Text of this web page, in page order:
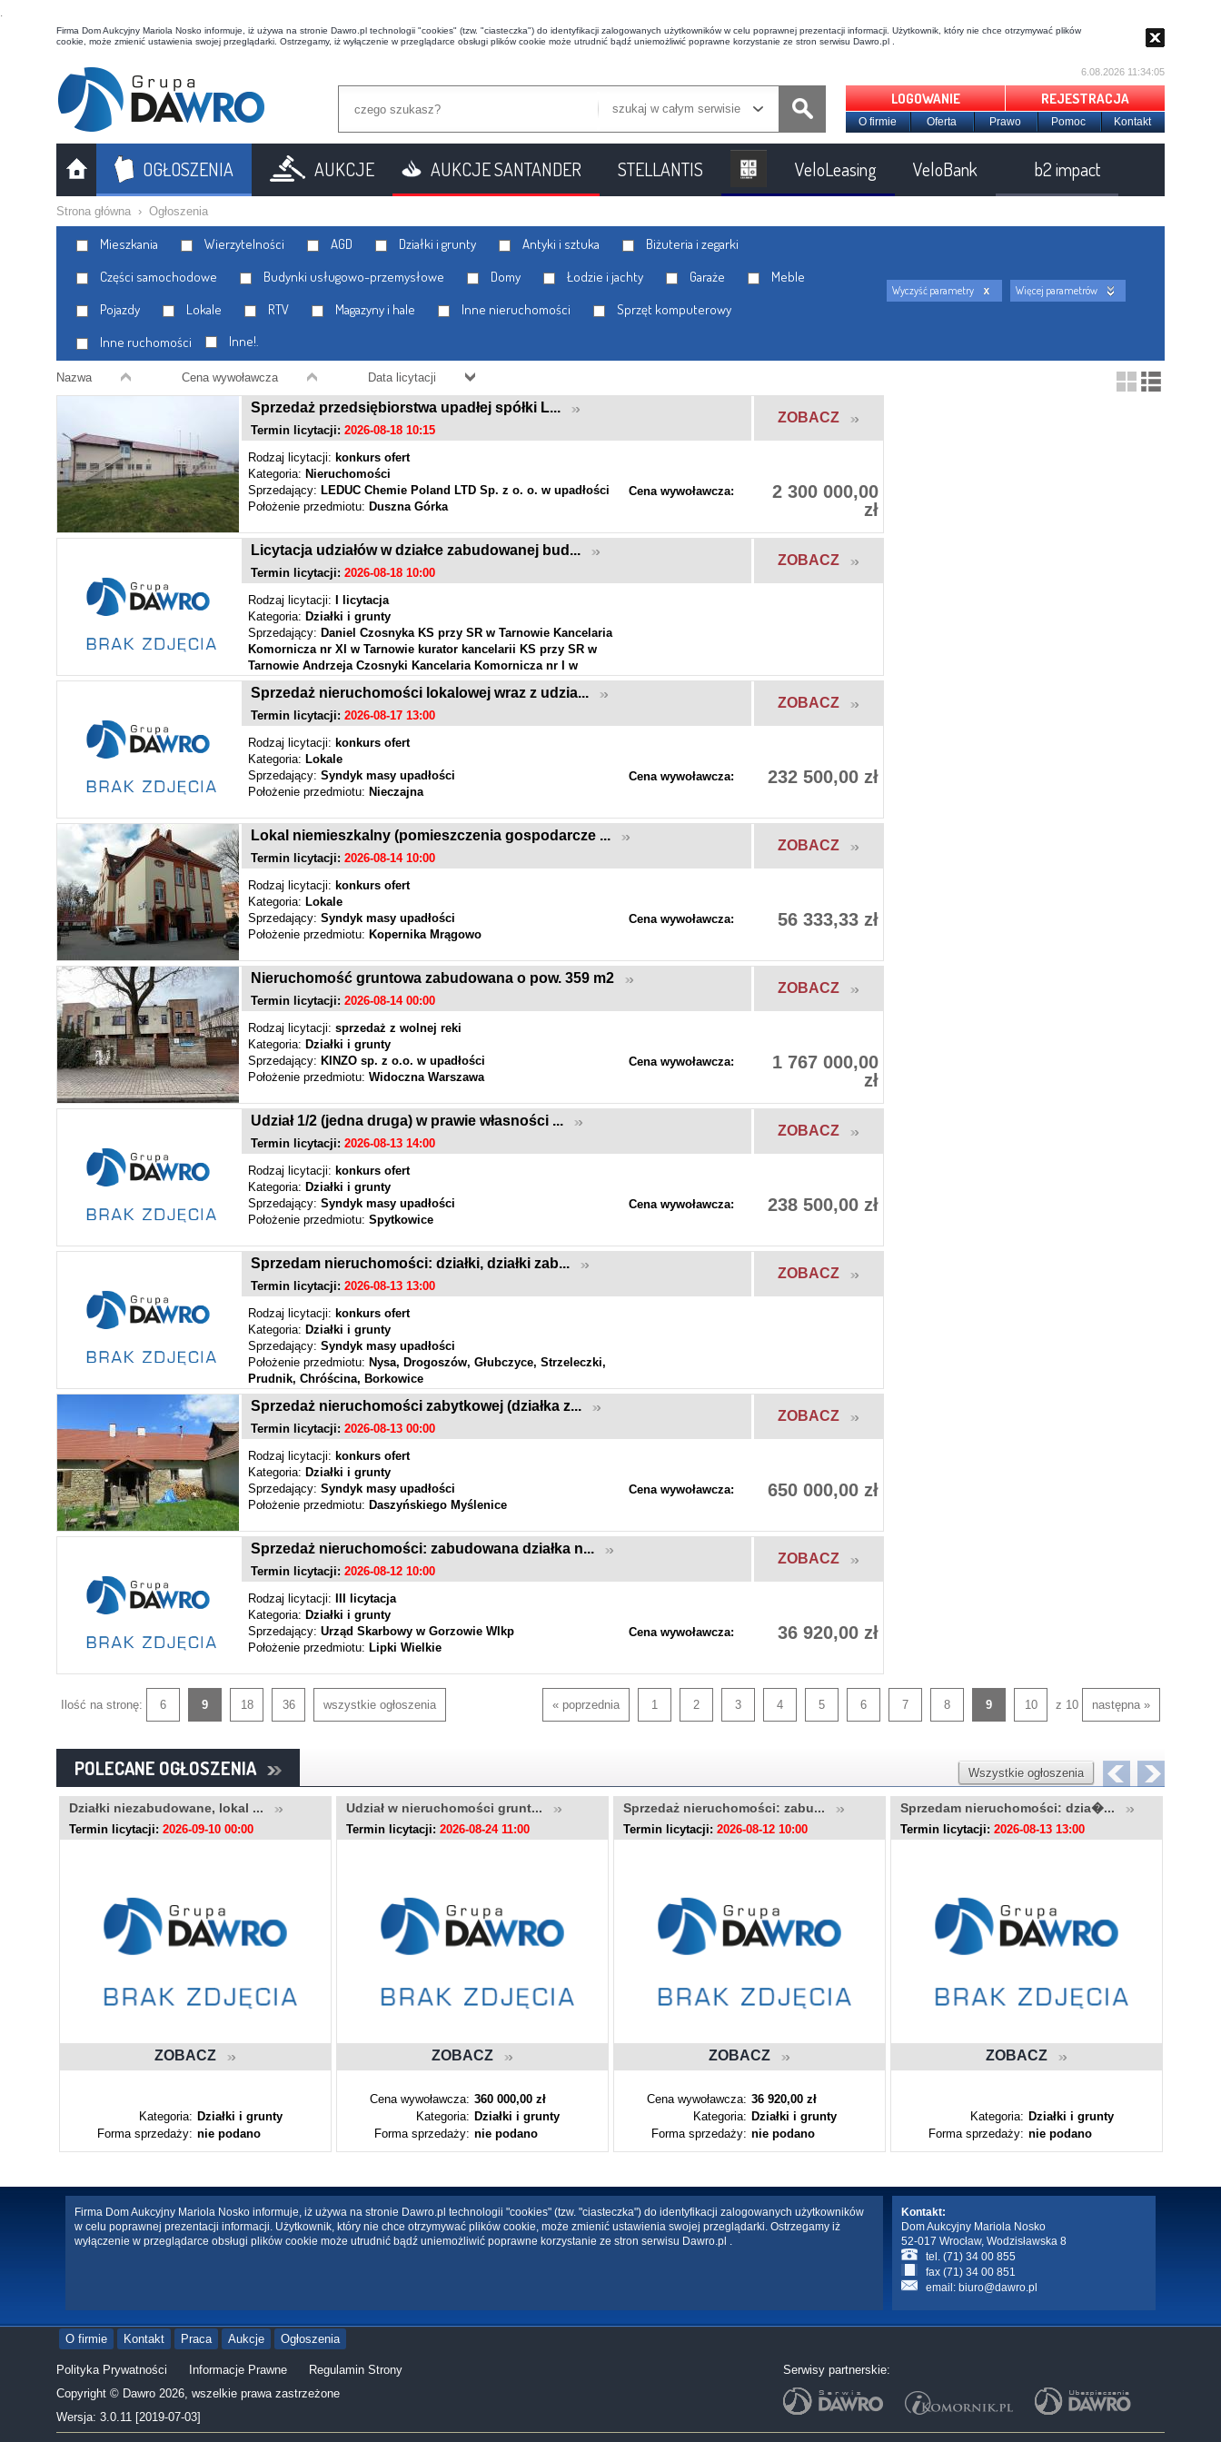
t
Firma Dom Aukcyjny Mariola Nosko informuje, iż używa na stronie Dawro.pl technologii "cookies" (tzw. "ciasteczka") do identyfikacji zalogowanych użytkowników w celu poprawnej prezentacji informacji. Użytkownik, który nie chce otrzymywać plików
cookie, może zmienić ustawienia swojej przeglądarki. Ostrzegamy, iż wyłączenie w przeglądarce obsługi plików cookie może utrudnić bądź uniemożliwić poprawne korzystanie ze stron serwisu Dawro.pl .
szukaj w całym serwisie
6.08.2026 11:34:05
LOGOWANIE REJESTRACJA
O firmie Oferta Prawo Pomoc Kontakt
OGŁOSZENIA AUKCJE AUKCJE SANTANDER STELLANTIS VeloLeasing VeloBank b2 impact
Strona główna › Ogłoszenia
Mieszkania Wierzytelności AGD Działki i grunty Antyki i sztuka
Biżuteria i zegarki
Części samochodowe
Budynki usługowo-przemysłowe Domy Łodzie i jachty Garaże
Meble
Pojazdy
Lokale RTV Magazyny i hale Inne nieruchomości
Sprzęt komputerowy
Inne ruchomości
Inne!.
Wyczyść parametry Więcej parametrów
Nazwa Cena wywoławcza Data licytacji
Sprzedaż przedsiębiorstwa upadłej spółki L...
Termin licytacji: 2026-08-18 10:15
ZOBACZ
Rodzaj licytacji: konkurs ofert
Kategoria: Nieruchomości
Sprzedający: LEDUC Chemie Poland LTD Sp. z o. o. w upadłości
Położenie przedmiotu: Duszna Górka
Cena wywoławcza:
2 300 000,00
zł
Licytacja udziałów w działce zabudowanej bud...
Termin licytacji: 2026-08-18 10:00
ZOBACZ
Rodzaj licytacji:
I licytacja
Kategoria: Działki i grunty
Sprzedający: Daniel Czosnyka KS przy SR w Tarnowie Kancelaria
Komornicza nr XI w Tarnowie kurator kancelarii KS przy SR w
Tarnowie Andrzeja Czosnyki Kancelaria Komornicza nr I w
Tarnowie
Położenie przedmiotu:Tarnów
Sprzedaż nieruchomości lokalowej wraz z udzia...
Termin licytacji: 2026-08-17 13:00
ZOBACZ
Rodzaj licytacji: konkurs ofert
Kategoria: Lokale
Sprzedający: Syndyk masy upadłości
Położenie przedmiotu: Nieczajna
Cena wywoławcza: 232 500,00 zł
Lokal niemieszkalny (pomieszczenia gospodarcze ...
Termin licytacji: 2026-08-14 10:00
ZOBACZ
Rodzaj licytacji: konkurs ofert
Kategoria: Lokale
Sprzedający: Syndyk masy upadłości
Położenie przedmiotu: Kopernika Mrągowo
Cena wywoławcza: 56 333,33 zł
Nieruchomość gruntowa zabudowana o pow. 359 m2
Termin licytacji: 2026-08-14 00:00
ZOBACZ
Rodzaj licytacji: sprzedaż z wolnej reki
Kategoria: Działki i grunty
Sprzedający: KINZO sp. z o.o. w upadłości
Położenie przedmiotu: Widoczna Warszawa
Cena wywoławcza:
1 767 000,00
zł
Udział 1/2 (jedna druga) w prawie własności ...
Termin licytacji: 2026-08-13 14:00
ZOBACZ
Rodzaj licytacji: konkurs ofert
Kategoria: Działki i grunty
Sprzedający: Syndyk masy upadłości
Położenie przedmiotu: Spytkowice
Cena wywoławcza: 238 500,00 zł
Sprzedam nieruchomości: działki, działki zab...
Termin licytacji: 2026-08-13 13:00
ZOBACZ
Rodzaj licytacji: konkurs ofert
Kategoria: Działki i grunty
Sprzedający: Syndyk masy upadłości
Położenie przedmiotu: Nysa, Drogoszów, Głubczyce, Strzeleczki,
Prudnik, Chróścina, Borkowice
Sprzedaż nieruchomości zabytkowej (działka z...
Termin licytacji: 2026-08-13 00:00
ZOBACZ
Rodzaj licytacji: konkurs ofert
Kategoria: Działki i grunty
Sprzedający: Syndyk masy upadłości
Położenie przedmiotu: Daszyńskiego Myślenice
Cena wywoławcza: 650 000,00 zł
Sprzedaż nieruchomości: zabudowana działka n...
Termin licytacji: 2026-08-12 10:00
ZOBACZ
Rodzaj licytacji:
III licytacja
Kategoria: Działki i grunty
Sprzedający: Urząd Skarbowy w Gorzowie Wlkp
Położenie przedmiotu: Lipki Wielkie
Cena wywoławcza: 36 920,00 zł
Ilość na stronę: 6 9 18 36 wszystkie ogłoszenia « poprzednia 1 2 3 4 5 6 7 8 9 10 z 10 następna »
POLECANE OGŁOSZENIA Wszystkie ogłoszenia
Działki niezabudowane, lokal ...
Termin licytacji: 2026-09-10 00:00
ZOBACZ
Kategoria: Działki i grunty
Forma sprzedaży: nie podano
Udział w nieruchomości grunt...
Termin licytacji: 2026-08-24 11:00
ZOBACZ
Cena wywoławcza: 360 000,00 zł
Kategoria: Działki i grunty
Forma sprzedaży: nie podano
Sprzedaż nieruchomości: zabu...
Termin licytacji: 2026-08-12 10:00
ZOBACZ
Cena wywoławcza: 36 920,00 zł
Kategoria: Działki i grunty
Forma sprzedaży: nie podano
Sprzedam nieruchomości: dzia�...
Termin licytacji: 2026-08-13 13:00
ZOBACZ
Kategoria: Działki i grunty
Forma sprzedaży: nie podano
Firma Dom Aukcyjny Mariola Nosko informuje, iż używa na stronie Dawro.pl technologii "cookies" (tzw. "ciasteczka") do identyfikacji zalogowanych użytkowników
w celu poprawnej prezentacji informacji. Użytkownik, który nie chce otrzymywać plików cookie, może zmienić ustawienia swojej przeglądarki. Ostrzegamy iż
wyłączenie w przeglądarce obsługi plików cookie może utrudnić bądź uniemożliwić poprawne korzystanie ze stron serwisu Dawro.pl .
Kontakt:
Dom Aukcyjny Mariola Nosko
52-017 Wrocław, Wodzisławska 8
tel. (71) 34 00 855
fax (71) 34 00 851
email: biuro@dawro.pl
O firmie Kontakt Praca Aukcje Ogłoszenia
Polityka Prywatności Informacje Prawne
Regulamin Strony
Copyright © Dawro 2026, wszelkie prawa zastrzeżone
Wersja: 3.0.11 [2019-07-03]
Serwisy partnerskie: